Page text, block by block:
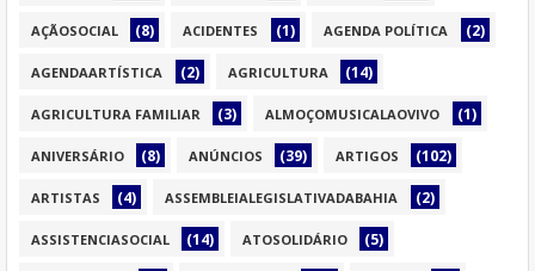
AÇÃOSOCIAL (8) ACIDENTES (1) AGENDA POLÍTICA (2)
AGENDAARTÍSTICA (2) AGRICULTURA (14)
AGRICULTURA FAMILIAR (3) ALMOÇOMUSICALAOVIVO (1)
ANIVERSÁRIO (8) ANÚNCIOS (39) ARTIGOS (102)
ARTISTAS (4) ASSEMBLEIALEGISLATIVADABAHIA (2)
ASSISTENCIASOCIAL (14) ATOSOLIDÁRIO (5)